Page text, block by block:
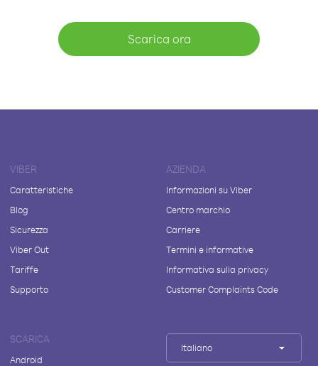
Scarica ora
VIBER
Caratteristiche
Blog
Sicurezza
Viber Out
Tariffe
Supporto
AZIENDA
Informazioni su Viber
Centro marchio
Carriere
Termini e informative
Informativa sulla privacy
Customer Complaints Code
SCARICA
Android
Italiano